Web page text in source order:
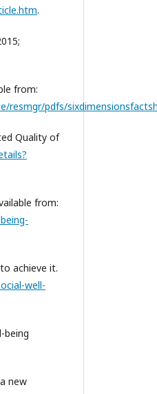
.
from:
resmgr/pdfs/
Quality of
from:
achieve it.
well-
being
new